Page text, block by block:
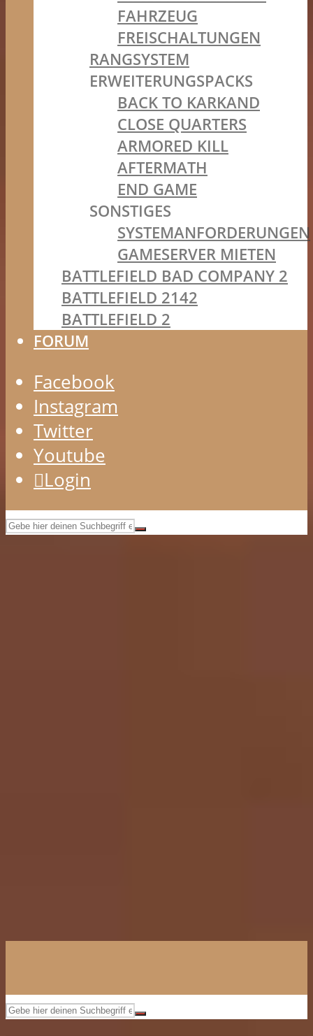
FAHRZEUG
FREISCHALTUNGEN
RANGSYSTEM
ERWEITERUNGSPACKS
BACK TO KARKAND
CLOSE QUARTERS
ARMORED KILL
AFTERMATH
END GAME
SONSTIGES
SYSTEMANFORDERUNGEN
GAMESERVER MIETEN
BATTLEFIELD BAD COMPANY 2
BATTLEFIELD 2142
BATTLEFIELD 2
FORUM
Facebook
Instagram
Twitter
Youtube
Login